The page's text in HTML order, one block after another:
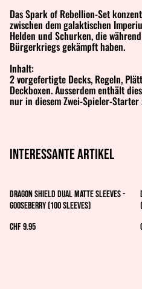
Das Spark of Rebellion-Set
zwischen dem galaktischen
Helden und Schurken, die
Bürgerkriegs gekämpft haben.
Inhalt:
2 vorgefertigte Decks, Regeln,
Deckboxen. Ausserdem enthält
nur in diesem Zwei-Spieler-
Interessante artikel
Dragon Shield Dual Matte Sleeves -
Gooseberry (100 Sleeves)
CHF 9.95